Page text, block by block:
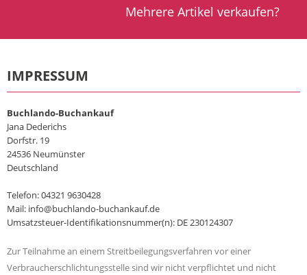
Mehrere Artikel verkaufen?
IMPRESSUM
Buchlando-Buchankauf
Jana Dederichs
Dorfstr. 19
24536 Neumünster
Deutschland
Telefon: 04321 9630428
Mail: info@buchlando-buchankauf.de
Umsatzsteuer-Identifikationsnummer(n): DE 230124307
Zur Teilnahme an einem Streitbeilegungsverfahren vor einer
Verbraucherschlichtungsstelle sind wir nicht verpflichtet und nicht